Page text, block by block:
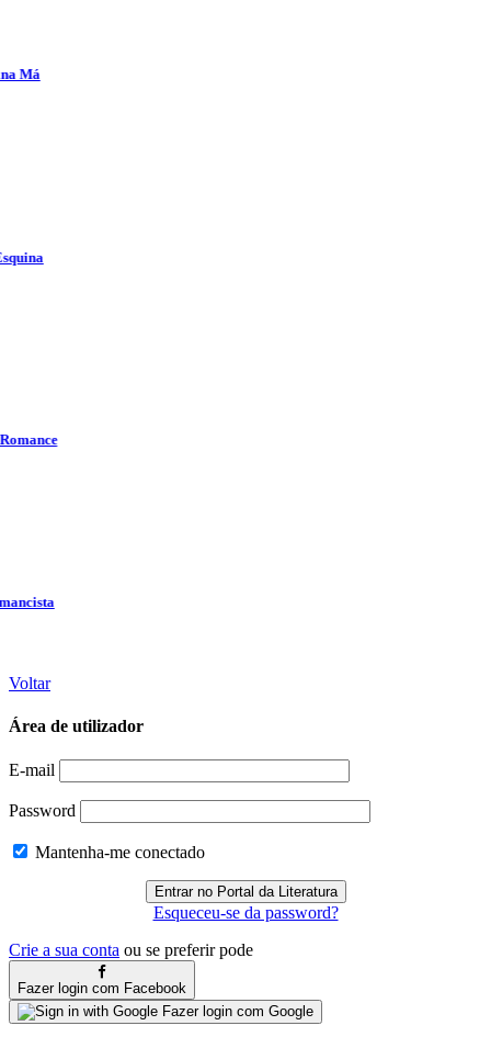
Voltar
Área de utilizador
E-mail
Password
Mantenha-me conectado
Esqueceu-se da password?
Crie a sua conta ou se preferir pode
Fazer login com Facebook
Fazer login com Google